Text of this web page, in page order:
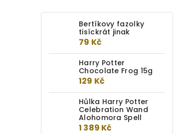
Bertíkovy fazolky
tisíckrát jinak
79 Kč
Harry Potter
Chocolate Frog 15g
129 Kč
Hůlka Harry Potter
Celebration Wand
Alohomora Spell
1 389 Kč